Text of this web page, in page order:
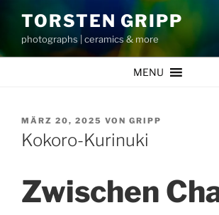
Inhalt
springen
TORSTEN GRIPP
photographs | ceramics & more
MENU
VERÖFFENTLICHT
AM
MÄRZ 20, 2025 VON GRIPP
Kokoro-Kurinuki
Zwischen